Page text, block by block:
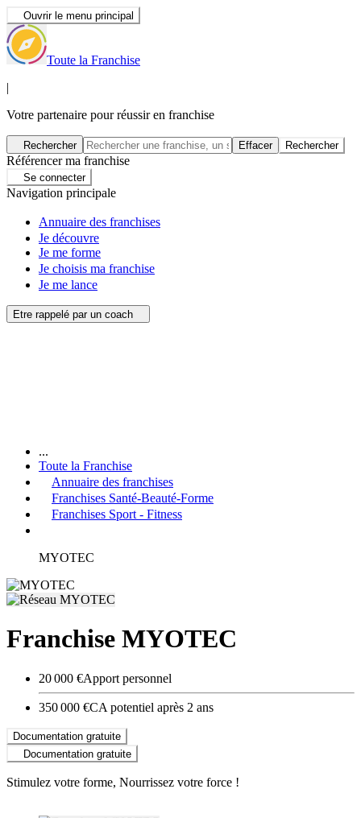
Ouvrir le menu principal
Toute la Franchise
|
Votre partenaire pour réussir en franchise
Rechercher Effacer Rechercher
Référencer ma franchise
Se connecter
Navigation principale
Annuaire des franchises
Je découvre
Je me forme
Je choisis ma franchise
Je me lance
Etre rappelé par un coach
...
Toute la Franchise
Annuaire des franchises
Franchises Santé-Beauté-Forme
Franchises Sport - Fitness
MYOTEC
Franchise MYOTEC
20 000 €Apport personnel
350 000 €CA potentiel après 2 ans
Documentation gratuite
Documentation gratuite
Stimulez votre forme, Nourrissez votre force !